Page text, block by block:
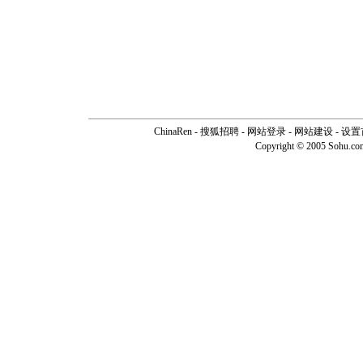
ChinaRen - 搜狐招聘 - 网站登录 - 网站建设 - 设置
Copyright © 2005